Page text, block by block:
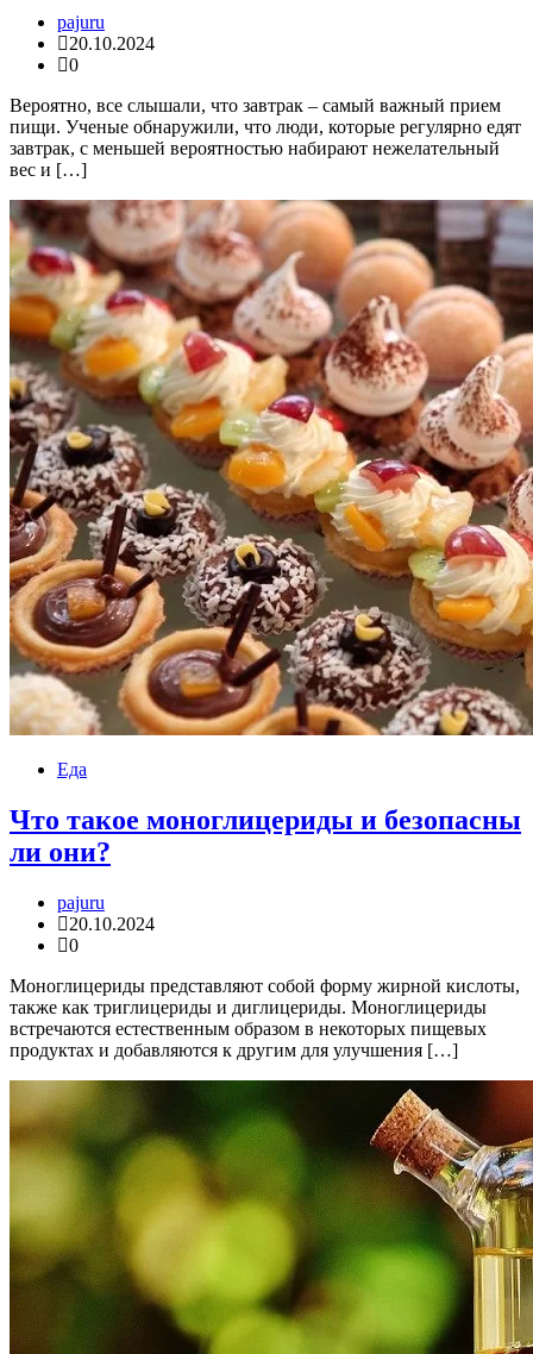
pajuru
20.10.2024
0
Вероятно, все слышали, что завтрак – самый важный прием
пищи. Ученые обнаружили, что люди, которые регулярно едят
завтрак, с меньшей вероятностью набирают нежелательный
вес и […]
Еда
Что такое моноглицериды и безопасны
ли они?
pajuru
20.10.2024
0
Моноглицериды представляют собой форму жирной кислоты,
также как триглицериды и диглицериды. Моноглицериды
встречаются естественным образом в некоторых пищевых
продуктах и ​​добавляются к другим для улучшения […]